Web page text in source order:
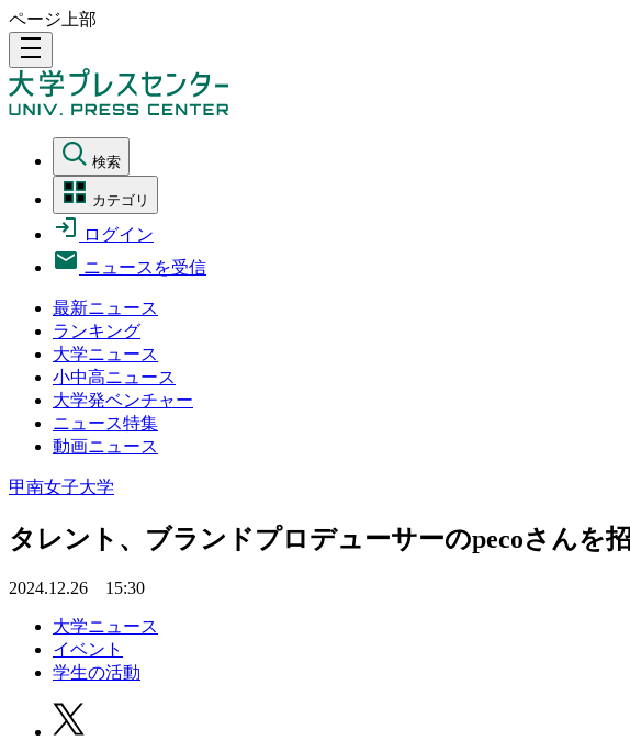
ページ上部
density_medium
検索
カテゴリ
ログイン
ニュースを受信
最新ニュース
ランキング
大学ニュース
小中高ニュース
大学発ベンチャー
ニュース特集
動画ニュース
甲南女子大学
タレント、ブランドプロデューサーのpecoさんを
2024.12.26 15:30
大学ニュース
イベント
学生の活動